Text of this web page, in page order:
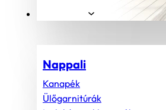
Nappali
Kanapék
Ülőgarnitúrák